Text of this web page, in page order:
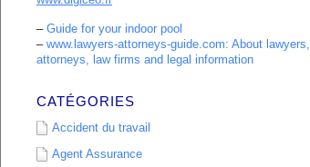
– Guide for your indoor pool
– www.lawyers-attorneys-guide.com: About lawyers,
attorneys, law firms and legal information
CATÉGORIES
Accident du travail
Agent Assurance